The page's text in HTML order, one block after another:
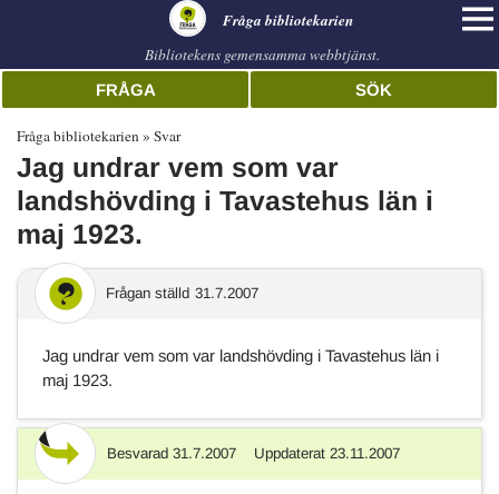
Fråga bibliotekarien
Bibliotekens gemensamma webbtjänst.
FRÅGA SÖK
Fråga bibliotekarien Svar
Jag undrar vem som var
landshövding i Tavastehus län i
maj 1923.
Frågan ställd 31.7.2007
Jag undrar vem som var landshövding i Tavastehus län i
maj 1923.
Svar Besvarad 31.7.2007 Uppdaterat 23.11.2007